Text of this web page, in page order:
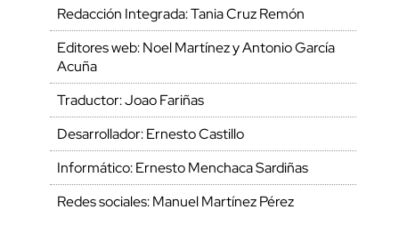
Redacción Integrada: Tania Cruz Remón
Editores web: Noel Martínez y Antonio García
Acuña
Traductor: Joao Fariñas
Desarrollador: Ernesto Castillo
Informático: Ernesto Menchaca Sardiñas
Redes sociales: Manuel Martínez Pérez